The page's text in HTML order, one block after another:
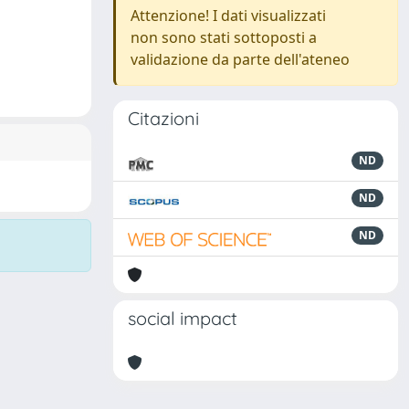
Attenzione! I dati visualizzati
non sono stati sottoposti a
validazione da parte dell'ateneo
Citazioni
ND
ND
ND
social impact